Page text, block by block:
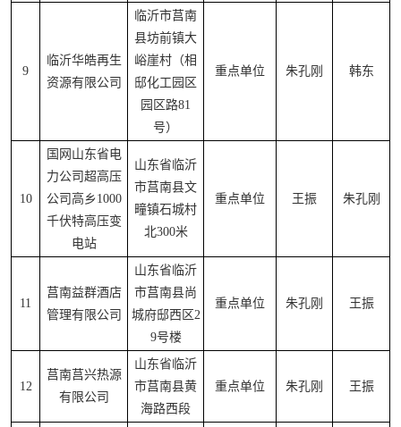
9
临沂华皓再生
资源有限公司
临沂市莒南
县坊前镇大
峪崖村（相
邸化工园区
园区路81
号）
重点单位 朱孔刚 韩东
10
国网山东省电
力公司超高压
公司高乡1000
千伏特高压变
电站
山东省临沂
市莒南县文
疃镇石城村
北300米
重点单位 王振 朱孔刚
11
莒南益群酒店
管理有限公司
山东省临沂
市莒南县尚
城府邸西区2
9号楼
重点单位 朱孔刚 王振
12
莒南莒兴热源
有限公司
山东省临沂
市莒南县黄
海路西段
重点单位 朱孔刚 王振